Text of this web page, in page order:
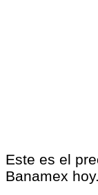
Este es el
Banamex hoy.